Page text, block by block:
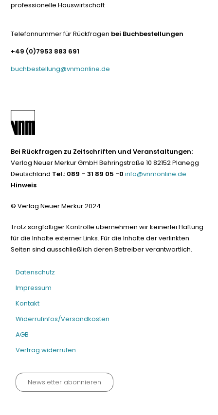
professionelle Hauswirtschaft
Telefonnummer für Rückfragen bei Buchbestellungen
+49 (0)7953 883 691
buchbestellung@vnmonline.de
Bei Rückfragen zu Zeitschriften und Veranstaltungen:
Verlag Neuer Merkur GmbH Behringstraße 10 82152 Planegg
Deutschland Tel.: 089 – 31 89 05 -0 info@vnmonline.de
Hinweis
© Verlag Neuer Merkur 2024
Trotz sorgfältiger Kontrolle übernehmen wir keinerlei Haftung
für die Inhalte externer Links. Für die Inhalte der verlinkten
Seiten sind ausschließlich deren Betreiber verantwortlich.
Datenschutz
Impressum
Kontakt
Widerrufinfos/Versandkosten
AGB
Vertrag widerrufen
Newsletter abonnieren